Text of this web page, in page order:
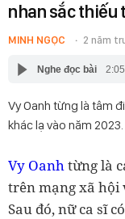
nhan sắc thiếu
MINH NGỌC 2 năm
Nghe đọc bài 2:05
Vy Oanh từng là tâm
khác lạ vào năm 2023.
Vy Oanhtừng là
trên mạng xã hội
Sau đó, nữ ca sĩ